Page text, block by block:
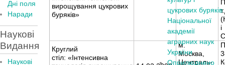
вирощування цукрових
буряків»
і
Круглий
стіл: «Інтенсивна
м.
Москва,
Централь-
Дні поля
Наради
Наукові
Видання
Наукові
цукрових буряків
Національної
академії
аграрних наук
України
Оприлюднено